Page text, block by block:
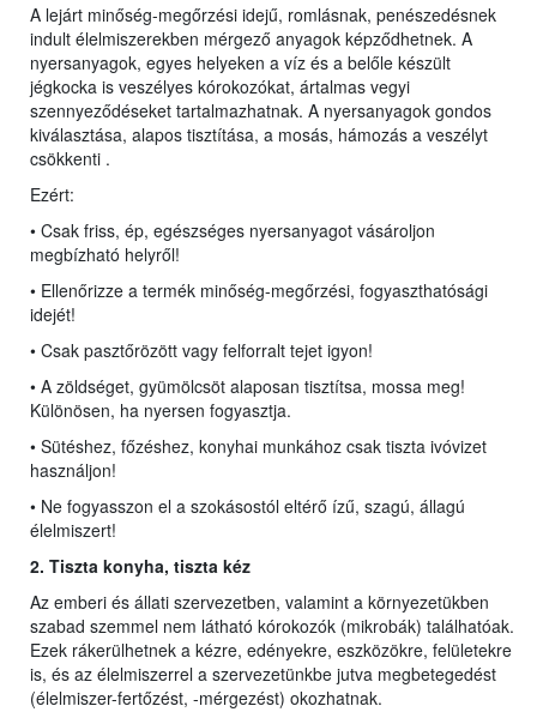
A lejárt minőség-megőrzési idejű, romlásnak, penészedésnek
indult élelmiszerekben mérgező anyagok képződhetnek. A
nyersanyagok, egyes helyeken a víz és a belőle készült
jégkocka is veszélyes kórokozókat, ártalmas vegyi
szennyeződéseket tartalmazhatnak. A nyersanyagok gondos
kiválasztása, alapos tisztítása, a mosás, hámozás a veszélyt
csökkenti .
Ezért:
• Csak friss, ép, egészséges nyersanyagot vásároljon
megbízható helyről!
• Ellenőrizze a termék minőség-megőrzési, fogyaszthatósági
idejét!
• Csak pasztőrözött vagy felforralt tejet igyon!
• A zöldséget, gyümölcsöt alaposan tisztítsa, mossa meg!
Különösen, ha nyersen fogyasztja.
• Sütéshez, főzéshez, konyhai munkához csak tiszta ivóvizet
használjon!
• Ne fogyasszon el a szokásostól eltérő ízű, szagú, állagú
élelmiszert!
2. Tiszta konyha, tiszta kéz
Az emberi és állati szervezetben, valamint a környezetükben
szabad szemmel nem látható kórokozók (mikrobák) találhatóak.
Ezek rákerülhetnek a kézre, edényekre, eszközökre, felületekre
is, és az élelmiszerrel a szervezetünkbe jutva megbetegedést
(élelmiszer-fertőzést, -mérgezést) okozhatnak.